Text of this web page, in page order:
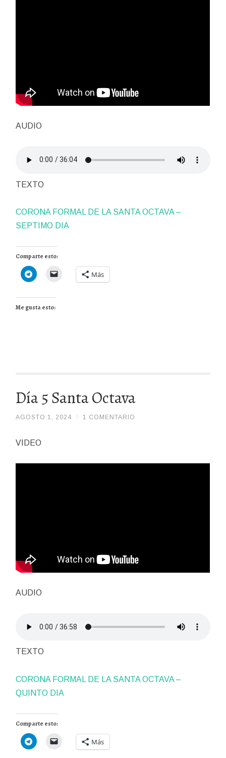
AUDIO
TEXTO
CORONA FORMAL DE LA SANTA OCTAVA –
SEPTIMO DIA
Comparte esto:
Más
Me gusta esto:
Día 5 Santa Octava
AGOSTO 1, 2024
// 1 COMENTARIO
VIDEO
AUDIO
TEXTO
CORONA FORMAL DE LA SANTA OCTAVA –
QUINTO DIA
Comparte esto:
Más